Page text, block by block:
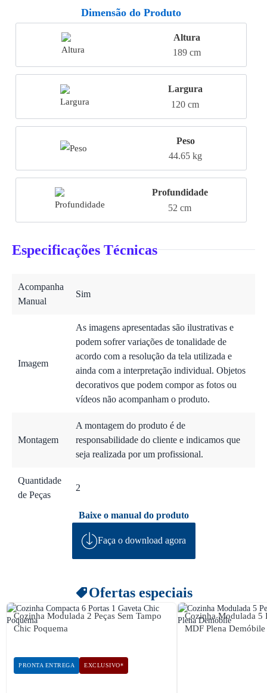
Dimensão do Produto
Altura
189 cm
Largura
120 cm
Peso
44.65 kg
Profundidade
52 cm
Especificações Técnicas
Acompanha
Manual
Sim
Imagem
As imagens apresentadas são ilustrativas e
podem sofrer variações de tonalidade de
acordo com a resolução da tela utilizada e
ainda com a interpretação individual. Objetos
decorativos que podem compor as fotos ou
vídeos não acompanham o produto.
Montagem
A montagem do produto é de
responsabilidade do cliente e indicamos que
seja realizada por um profissional.
Quantidade
de Peças
2
Baixe o manual do produto
Faça o download agora
Ofertas especiais
Cozinha Modulada 2 Peças Sem Tampo
Chic Poquema
PRONTA ENTREGA EXCLUSIVO*
Cozinha Modulada 5
MDF Plena Demóbile